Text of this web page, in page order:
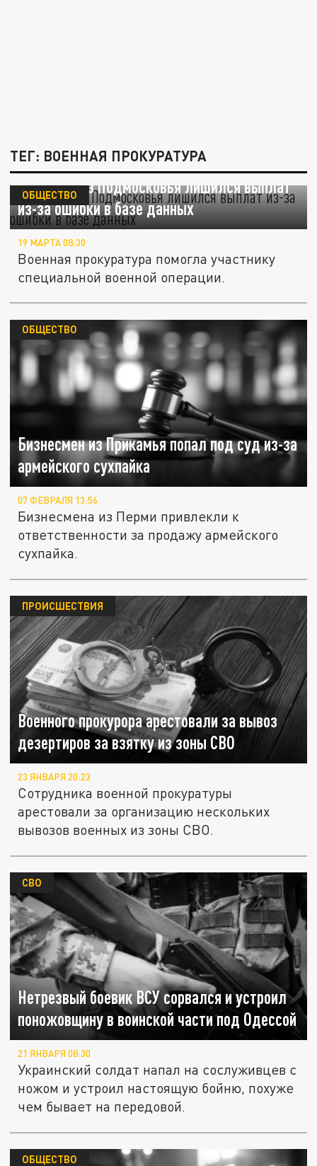
ТЕГ: ВОЕННАЯ ПРОКУРАТУРА
Боец СВО из Подмосковья лишился выплат
из-за ошибки в базе данных
ОБЩЕСТВО
19 МАРТА 08:30
Военная прокуратура помогла участнику
специальной военной операции.
Бизнесмен из Прикамья попал под суд из-за
армейского сухпайка
ОБЩЕСТВО
07 ФЕВРАЛЯ 13:56
Бизнесмена из Перми привлекли к
ответственности за продажу армейского
сухпайка.
Военного прокурора арестовали за вывоз
дезертиров за взятку из зоны СВО
ПРОИСШЕСТВИЯ
23 ЯНВАРЯ 20:23
Сотрудника военной прокуратуры
арестовали за организацию нескольких
вывозов военных из зоны СВО.
Нетрезвый боевик ВСУ сорвался и устроил
поножовщину в воинской части под Одессой
СВО
21 ЯНВАРЯ 08:30
Украинский солдат напал на сослуживцев с
ножом и устроил настоящую бойню, похуже
чем бывает на передовой.
ОБЩЕСТВО